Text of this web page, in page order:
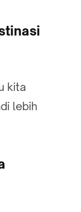
kita
lebih